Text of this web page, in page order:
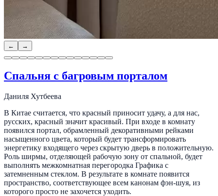
← →
Спальня с багровым порталом
Даниля Хутбеева
В Китае считается, что красный приносит удачу, а для нас,
русских, красный значит красивый. При входе в комнату
появился портал, обрамленный декоративными рейками
насыщенного цвета, который будет трансформировать
энергетику входящего через скрытую дверь в положительную.
Роль ширмы, отделяющей рабочую зону от спальной, будет
выполнять межкомнатная перегородка Графика с
затемненным стеклом. В результате в комнате появится
пространство, соответствующее всем канонам фэн-шуя, из
которого просто не захочется уходить.